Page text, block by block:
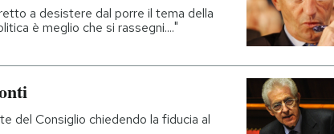
a desistere dal porre il tema della
è meglio che si rassegni...."
del Consiglio chiedendo la fiducia al